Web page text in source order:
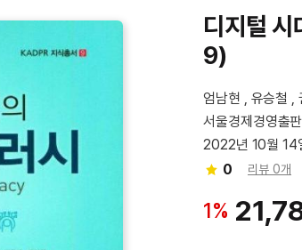
디지털
9)
엄남현 , 유승철 ,
서울경제경영출
2022년 10월 14
0
리뷰 0개
1%